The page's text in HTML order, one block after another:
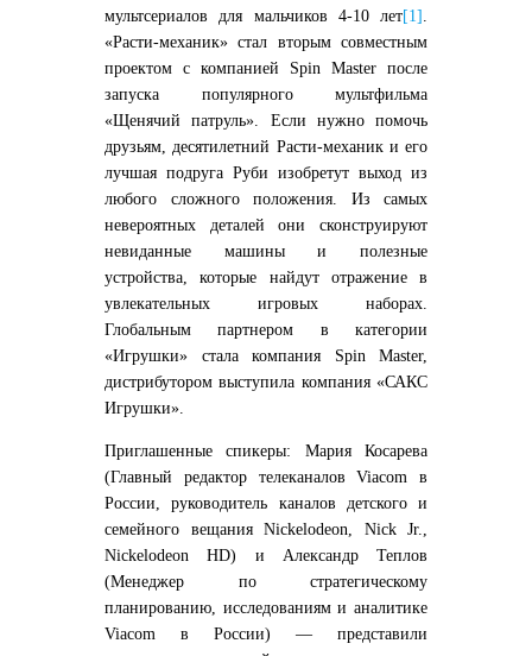
мультсериалов для мальчиков 4-10 лет[1]
«Расти-механик» стал вторым совместным
проектом с компанией Spin Master после
запуска популярного мультфильма
«Щенячий патруль». Если нужно помочь
друзьям, десятилетний Расти-механик и его
лучшая подруга Руби изобретут выход из
любого сложного положения. Из самых
невероятных деталей они сконструируют
невиданные машины и полезные
устройства, которые найдут отражение в
увлекательных игровых наборах.
Глобальным партнером в категории
«Игрушки» стала компания Spin Master,
дистрибутором выступила компания «САКС
Игрушки».
Приглашенные cпикеры: Мария Косарева
(Главный редактор телеканалов Viacom в
России, руководитель каналов детского и
семейного вещания Nickelodeon, Nick Jr.,
Nickelodeon HD) и Александр Теплов
(Менеджер по стратегическому
планированию, исследованиям и аналитике
Viacom в России) — представили